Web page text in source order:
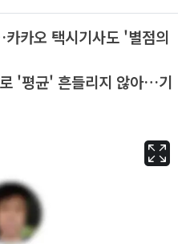
카오 택시기사도 '별점의
'평균' 흔들리지 않아…기